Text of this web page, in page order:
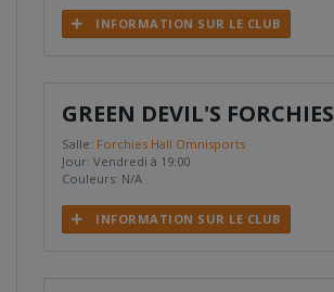
INFORMATION SUR LE CLUB
GREEN DEVIL'S FORCHIES
Salle: Forchies Hall Omnisports
Jour: Vendredi à 19:00
Couleurs: N/A
INFORMATION SUR LE CLUB